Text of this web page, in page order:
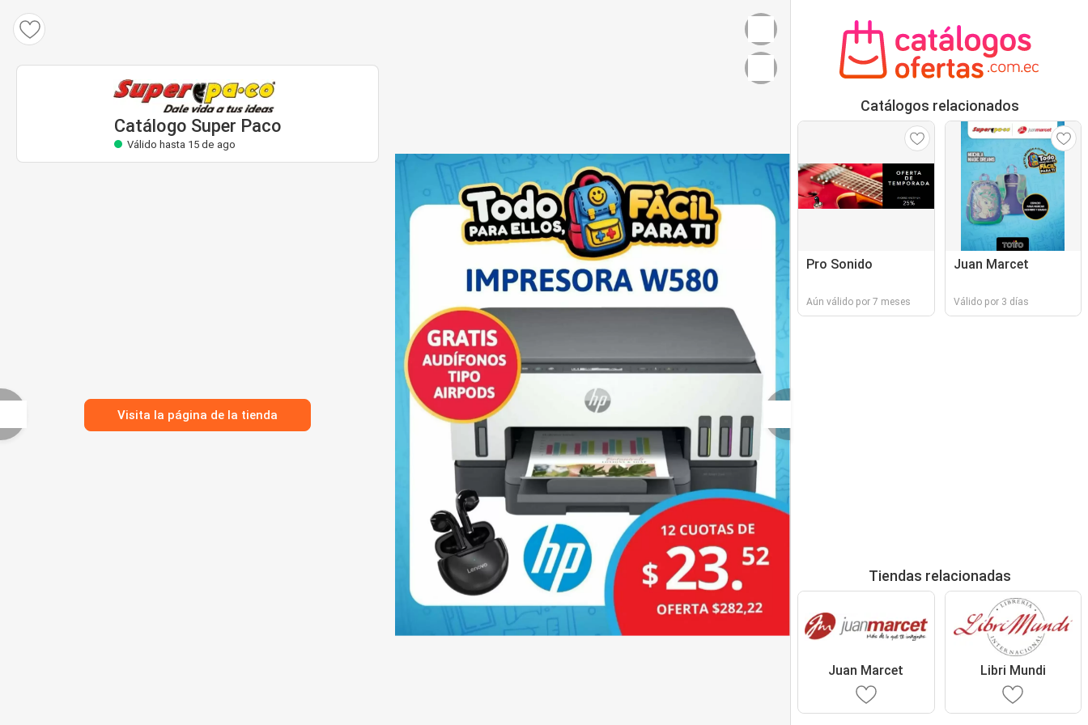
Catálogo Super Paco
Válido hasta 15 de ago
Visita la página de la tienda
Catálogos relacionados
Pro Sonido
Aún válido por 7 meses
Juan Marcet
Válido por 3 días
Tiendas relacionadas
Juan Marcet Libri Mundi